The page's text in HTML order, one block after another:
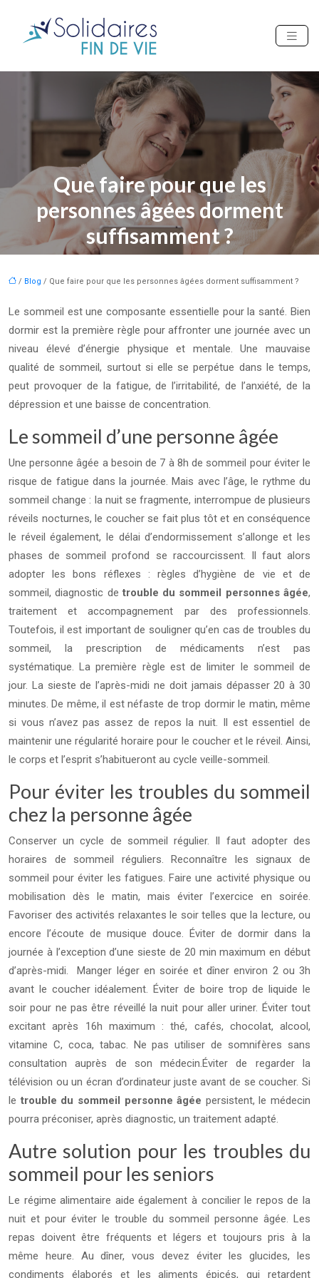
Que faire pour que les
personnes âgées dorment
suffisamment ?
/ Blog / Que faire pour que les personnes âgées dorment suffisamment ?
Le sommeil est une composante essentielle pour la santé. Bien
dormir est la première règle pour affronter une journée avec un
niveau élevé d’énergie physique et mentale. Une mauvaise
qualité de sommeil, surtout si elle se perpétue dans le temps,
peut provoquer de la fatigue, de l’irritabilité, de l’anxiété, de la
dépression et une baisse de concentration.
Le sommeil d’une personne âgée
Une personne âgée a besoin de 7 à 8h de sommeil pour éviter le
risque de fatigue dans la journée. Mais avec l’âge, le rythme du
sommeil change : la nuit se fragmente, interrompue de plusieurs
réveils nocturnes, le coucher se fait plus tôt et en conséquence
le réveil également, le délai d’endormissement s’allonge et les
phases de sommeil profond se raccourcissent. Il faut alors
adopter les bons réflexes : règles d’hygiène de vie et de
sommeil, diagnostic de trouble du sommeil personnes âgée,
traitement et accompagnement par des professionnels.
Toutefois, il est important de souligner qu’en cas de troubles du
sommeil, la prescription de médicaments n’est pas
systématique. La première règle est de limiter le sommeil de
jour. La sieste de l’après-midi ne doit jamais dépasser 20 à 30
minutes. De même, il est néfaste de trop dormir le matin, même
si vous n’avez pas assez de repos la nuit. Il est essentiel de
maintenir une régularité horaire pour le coucher et le réveil. Ainsi,
le corps et l’esprit s’habitueront au cycle veille-sommeil.
Pour éviter les troubles du sommeil
chez la personne âgée
Conserver un cycle de sommeil régulier. Il faut adopter des
horaires de sommeil réguliers. Reconnaître les signaux de
sommeil pour éviter les fatigues. Faire une activité physique ou
mobilisation dès le matin, mais éviter l’exercice en soirée.
Favoriser des activités relaxantes le soir telles que la lecture, ou
encore l’écoute de musique douce. Éviter de dormir dans la
journée à l’exception d’une sieste de 20 min maximum en début
d’après-midi. Manger léger en soirée et dîner environ 2 ou 3h
avant le coucher idéalement. Éviter de boire trop de liquide le
soir pour ne pas être réveillé la nuit pour aller uriner. Éviter tout
excitant après 16h maximum : thé, cafés, chocolat, alcool,
vitamine C, coca, tabac. Ne pas utiliser de somnifères sans
consultation auprès de son médecin.Éviter de regarder la
télévision ou un écran d’ordinateur juste avant de se coucher. Si
le trouble du sommeil personne âgée persistent, le médecin
pourra préconiser, après diagnostic, un traitement adapté.
Autre solution pour les troubles du
sommeil pour les seniors
Le régime alimentaire aide également à concilier le repos de la
nuit et pour éviter le trouble du sommeil personne âgée. Les
repas doivent être fréquents et légers et toujours pris à la
même heure. Au dîner, vous devez éviter les glucides, les
condiments élaborés et les aliments épicés, qui retardent